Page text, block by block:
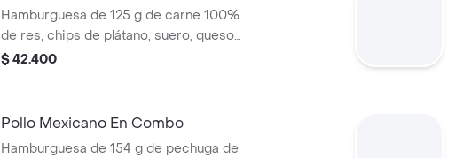
Hamburguesa de 125 g de carne 100%
de res, chips de plátano, suero, queso
costeño rallado y salsa blanca en pan
$ 42.400
Pollo Mexicano En Combo
Hamburguesa de 154 g de pechuga de